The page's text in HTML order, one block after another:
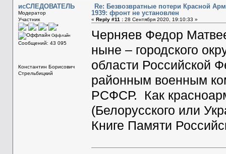
исСЛЕДОВАТЕЛЬ
Модератор
Участник
Оффлайн
Сообщений: 43 095
Константин Борисович
Стрельбицкий
Re: Безвозвратные потери Красной
1939: фронт не установлен
« Reply #11 :28 Сентября 2020, 19:10:33 »
Черняев Федор
ныне – городского
области Российской
районным военным
РСФСР. Как
(Белорусского или
Книге Памяти